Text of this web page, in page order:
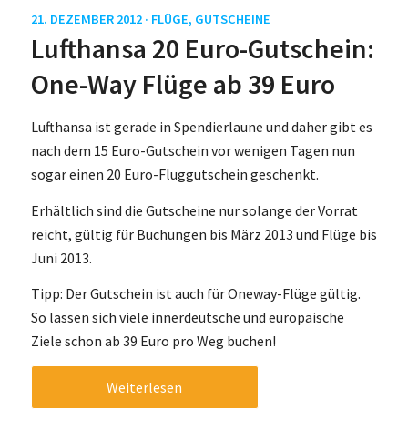
21. DEZEMBER 2012 · FLÜGE, GUTSCHEINE
Lufthansa 20 Euro-Gutschein:
One-Way Flüge ab 39 Euro
Lufthansa ist gerade in Spendierlaune und daher gibt es
nach dem 15 Euro-Gutschein vor wenigen Tagen nun
sogar einen 20 Euro-Fluggutschein geschenkt.
Erhältlich sind die Gutscheine nur solange der Vorrat
reicht, gültig für Buchungen bis März 2013 und Flüge bis
Juni 2013.
Tipp: Der Gutschein ist auch für Oneway-Flüge gültig.
So lassen sich viele innerdeutsche und europäische
Ziele schon ab 39 Euro pro Weg buchen!
Weiterlesen